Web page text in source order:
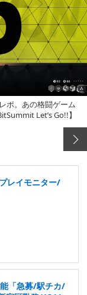
ポ。あの格闘ゲーム
Let’s Go!!】
レイモニター/
「急募/駅チカ/